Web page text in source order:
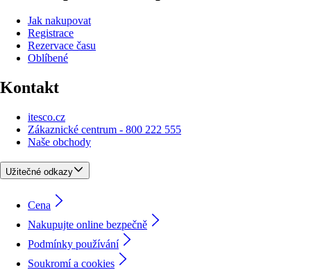
Jak nakupovat
Registrace
Rezervace času
Oblíbené
Kontakt
itesco.cz
Zákaznické centrum - 800 222 555
Naše obchody
Užitečné odkazy
Cena
Nakupujte online bezpečně
Podmínky používání
Soukromí a cookies